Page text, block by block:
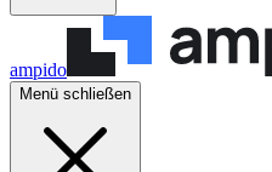
ampido
Menü schließen